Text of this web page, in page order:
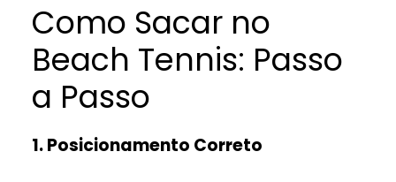
Como Sacar no
Beach Tennis: Passo
a Passo
1. Posicionamento Correto